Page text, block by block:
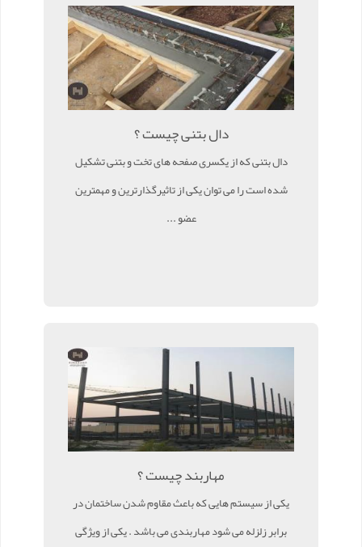
دال بتنی چیست ؟
دال بتنی که از یکسری صفحه های تخت و بتنی تشکیل
شده است را می توان یکی از تاثیرگذارترین و مهمترین
عضو ...
مهاربند چیست ؟
یکی از سیستم هایی که باعث مقاوم شدن ساختمان در
برابر زلزله می شود مهاربندی می باشد . یکی از ویژگی